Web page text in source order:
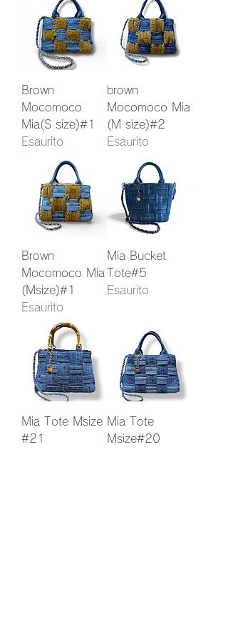
Brown
Mocomoco
Mia(S size)#1
Esaurito
brown
Mocomoco Mia
(M size)#2
Esaurito
Brown
Mocomoco Mia
(Msize)#1
Esaurito
Mia Bucket
Tote#5
Esaurito
Mia Tote Msize
#21
Mia Tote
Msize#20